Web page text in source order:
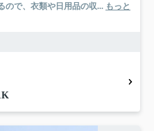
ので、衣類や日用品の収... もっと